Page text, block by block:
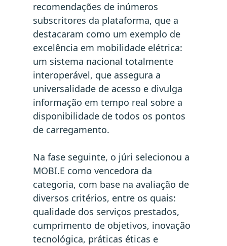
recomendações de inúmeros
subscritores da plataforma, que a
destacaram como um exemplo de
excelência em mobilidade elétrica:
um sistema nacional totalmente
interoperável, que assegura a
universalidade de acesso e divulga
informação em tempo real sobre a
disponibilidade de todos os pontos
de carregamento.
Na fase seguinte, o júri selecionou a
MOBI.E como vencedora da
categoria, com base na avaliação de
diversos critérios, entre os quais:
qualidade dos serviços prestados,
cumprimento de objetivos, inovação
tecnológica, práticas éticas e